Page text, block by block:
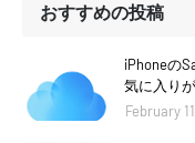
おすすめの投稿
iPhoneの
気に入り
February